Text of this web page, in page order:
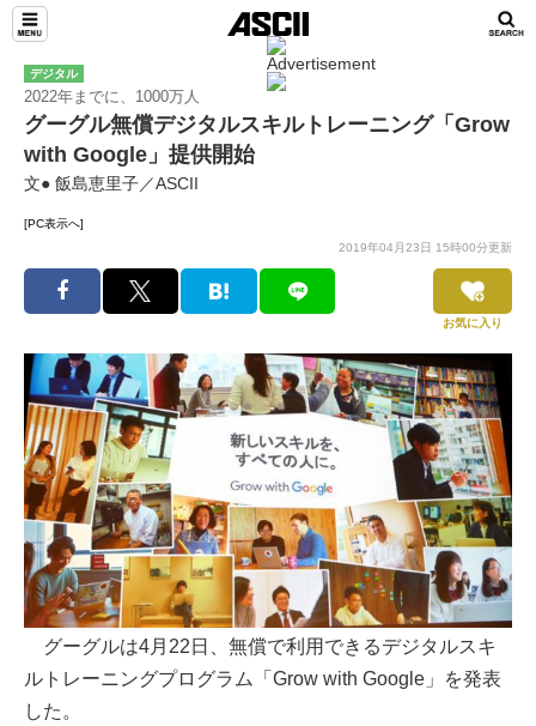
デジタル
2022年までに、1000万人
グーグル無償デジタルスキルトレーニング「Grow
with Google」提供開始
文● 飯島恵里子／ASCII
[PC表示へ]
2019年04月23日 15時00分更新
お気に入り
グーグルは4月22日、無償で利用できるデジタルスキ
ルトレーニングプログラム「Grow with Google」を発表
した。